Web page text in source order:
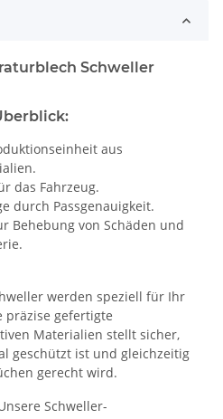
Schweller
aus
das Fahrzeug.
durch Passgenauigkeit.
Behebung von Schäden und
werden speziell für Ihr
präzise gefertigte
Materialien stellt sicher,
geschützt ist und gleichzeitig
gerecht wird.
Schweller-